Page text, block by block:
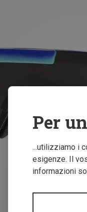
Per
...utilizziamo i
esigenze. Il
informazioni